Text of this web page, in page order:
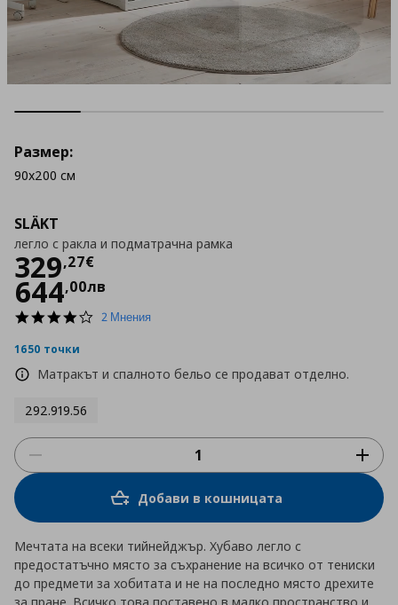
SLÄKT
легло с ракла и подматрачна рамка
329,27€
Цена
644,00лв
4.0
2 Мнения
1650 точки
Матракът и спалното бельо се продават отделно.
292.919.56
Размер:
90x200 см
Добави в кошницата
Мечтата на всеки тийнейджър. Хубаво легло с
предостатъчно място за съхранение на всичко от тениски
до предмети за хобитата и не на последно място дрехите